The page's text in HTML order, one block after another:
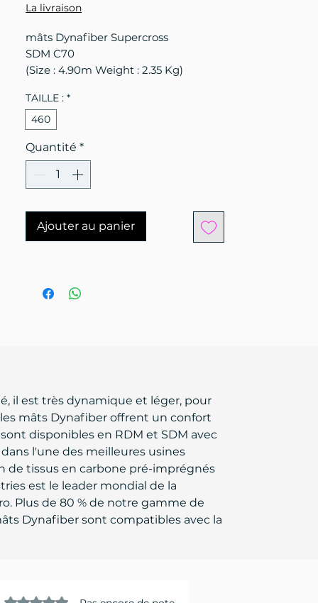
La livraison
mâts Dynafiber Supercross
SDM C70
(Size : 4.90m Weight : 2.35 Kg)
TAILLE : *
460
Quantité *
Ajouter au panier
il est très dynamique et léger, pour
mâts Dynafiber offrent un confort
disponibles en RDM et SDM avec
l'une des meilleures usines
tissus en carbone pré-imprégnés
est le leader mondial de la
Plus de 80 % de notre gamme de
Dynafiber sont compatibles avec la
Noté 0 étoile sur 5.